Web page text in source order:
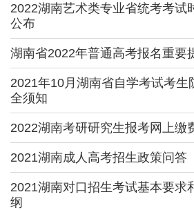
2022湖南艺术类专业省统考考试
公布
湖南省2022年普通高考报名重要
2021年10月湖南省自学考试考生
全须知
2022湖南考研研究生报考网上缴
2021湖南成人高考招生政策问答
2021湖南对口招生考试基本要求
纲